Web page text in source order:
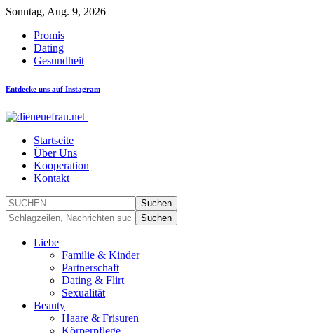
Sonntag, Aug. 9, 2026
Promis
Dating
Gesundheit
Entdecke uns auf Instagram
Startseite
Über Uns
Kooperation
Kontakt
Liebe
Familie & Kinder
Partnerschaft
Dating & Flirt
Sexualität
Beauty
Haare & Frisuren
Körperpflege